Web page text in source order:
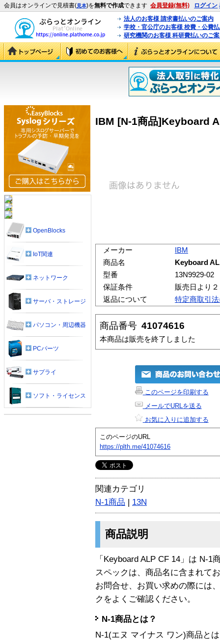
会員はオンラインで見積書(見本)を無料で作成できます 会員登録(無料) ログイン
法人のお客様 請求書払いのご案内
学校・官公庁のお客様 校費・公費
研究機関のお客様 科研費払いのご
IBM [N-1商品]Keyboard
メーカー
IBM
商品名
Keyboard
型番
13N9929-02
保証条件
販売日より
返品について
特定商取引
商品番号 41074616
本商品は販売を終了しました
このページを印刷する
メールでURLを送る
お気に入りに追加する
このページのURL
https://plth.me/41074616
関連カテゴリ
N-1商品 | 13N
商品説明
「Keyboard ALP CF 14」は N-1
スペックは、商品名に含まれて
お問合せ、お買い求めの際には
クをよくご確認ください。
N-1商品とは？
N-1(エヌ マイナス ワン)商品と
OpenBlocks
IoT関連
ネットワーク
サーバ・ストレージ
パソコン・周辺機器
PCパーツ
サプライ
ソフト・ライセンス